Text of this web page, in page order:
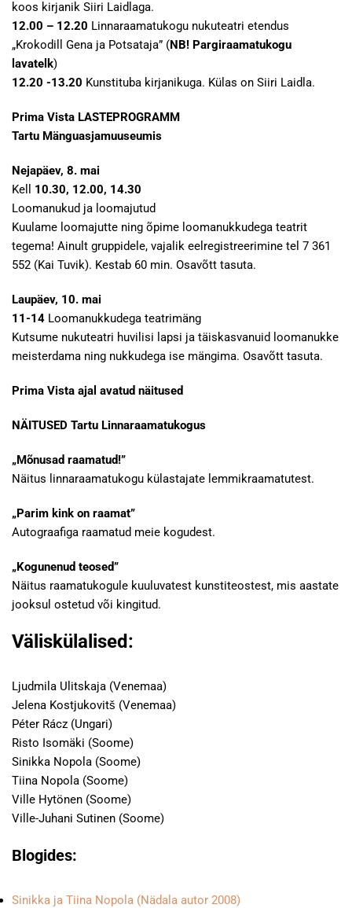
koos kirjanik Siiri Laidlaga.
12.00 – 12.20 Linnaraamatukogu nukuteatri etendus
„Krokodill Gena ja Potsataja” (NB! Pargiraamatukogu
lavatelk)
12.20 -13.20 Kunstituba kirjanikuga. Külas on Siiri Laidla.
Prima Vista LASTEPROGRAMM
Tartu Mänguasjamuuseumis
Nejapäev, 8. mai
Kell 10.30, 12.00, 14.30
Loomanukud ja loomajutud
Kuulame loomajutte ning õpime loomanukkudega teatrit
tegema! Ainult gruppidele, vajalik eelregistreerimine tel 7 361
552 (Kai Tuvik). Kestab 60 min. Osavõtt tasuta.
Laupäev, 10. mai
11-14 Loomanukkudega teatrimäng
Kutsume nukuteatri huvilisi lapsi ja täiskasvanuid loomanukke
meisterdama ning nukkudega ise mängima. Osavõtt tasuta.
Prima Vista ajal avatud näitused
NÄITUSED Tartu Linnaraamatukogus
„Mõnusad raamatud!”
Näitus linnaraamatukogu külastajate lemmikraamatutest.
„Parim kink on raamat”
Autograafiga raamatud meie kogudest.
„Kogunenud teosed”
Näitus raamatukogule kuuluvatest kunstiteostest, mis aastate
jooksul ostetud või kingitud.
Väliskülalised:
Ljudmila Ulitskaja (Venemaa)
Jelena Kostjukovitš (Venemaa)
Péter Rácz (Ungari)
Risto Isomäki (Soome)
Sinikka Nopola (Soome)
Tiina Nopola (Soome)
Ville Hytönen (Soome)
Ville-Juhani Sutinen (Soome)
Blogides:
Sinikka ja Tiina Nopola (Nädala autor 2008)